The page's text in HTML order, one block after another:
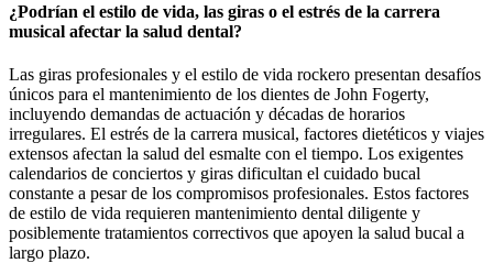
¿Podrían el estilo de vida, las giras o el estrés de la carrera
musical afectar la salud dental?
Las giras profesionales y el estilo de vida rockero presentan desafíos
únicos para el mantenimiento de los dientes de John Fogerty,
incluyendo demandas de actuación y décadas de horarios
irregulares. El estrés de la carrera musical, factores dietéticos y viajes
extensos afectan la salud del esmalte con el tiempo. Los exigentes
calendarios de conciertos y giras dificultan el cuidado bucal
constante a pesar de los compromisos profesionales. Estos factores
de estilo de vida requieren mantenimiento dental diligente y
posiblemente tratamientos correctivos que apoyen la salud bucal a
largo plazo.